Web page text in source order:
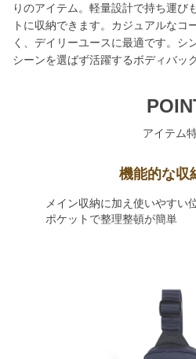
りのアイテム。軽量設計で持ち運び
トに収納できます。カジュアルなコ
く、デイリーユースに最適です。シ
シーンを選ばず活躍するボディバッ
アイテム
機能的な収
メイン収納に加え使いやすい
ポケットで整理整頓が簡単